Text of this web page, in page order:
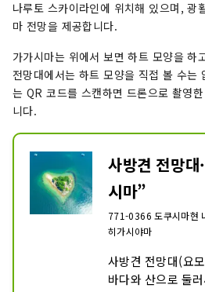
나루토 스카이라인에 위치해 있으며, 광
마 전망을 제공합니다.
가가시마는 위에서 보면 하트 모양을 하
전망대에서는 하트 모양을 직접 볼 수는
는 QR 코드를 스캔하면 드론으로 촬영
니다.
사방견 전망
시마”
771-0366 도쿠시마현
히가시야마
사방견 전망대(요
바다와 산으로 둘